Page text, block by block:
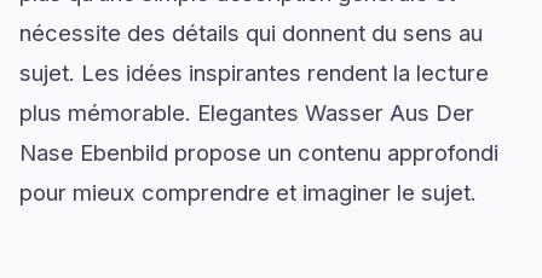
nécessite des détails qui donnent du sens au
sujet. Les idées inspirantes rendent la lecture
plus mémorable. Elegantes Wasser Aus Der
Nase Ebenbild propose un contenu approfondi
pour mieux comprendre et imaginer le sujet.